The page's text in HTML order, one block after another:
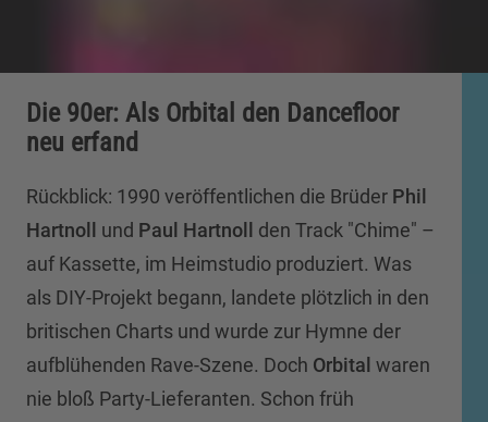
Die 90er: Als Orbital den Dancefloor
neu erfand
Rückblick: 1990 veröffentlichen die Brüder Phil
Hartnoll
und Paul Hartnoll
den Track "Chime" –
auf Kassette, im Heimstudio produziert. Was
als DIY-Projekt begann, landete plötzlich in den
britischen Charts und wurde zur Hymne der
aufblühenden Rave-Szene. Doch Orbital waren
nie bloß Party-Lieferanten. Schon früh